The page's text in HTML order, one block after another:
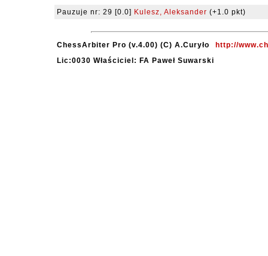
Pauzuje nr: 29 [0.0] Kulesz, Aleksander (+1.0 pkt)
ChessArbiter Pro (v.4.00) (C) A.Curyło
http://
Lic:0030 Właściciel: FA Paweł Suwarski